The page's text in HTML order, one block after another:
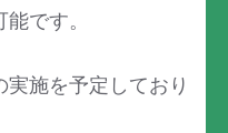
です。
施を予定しており